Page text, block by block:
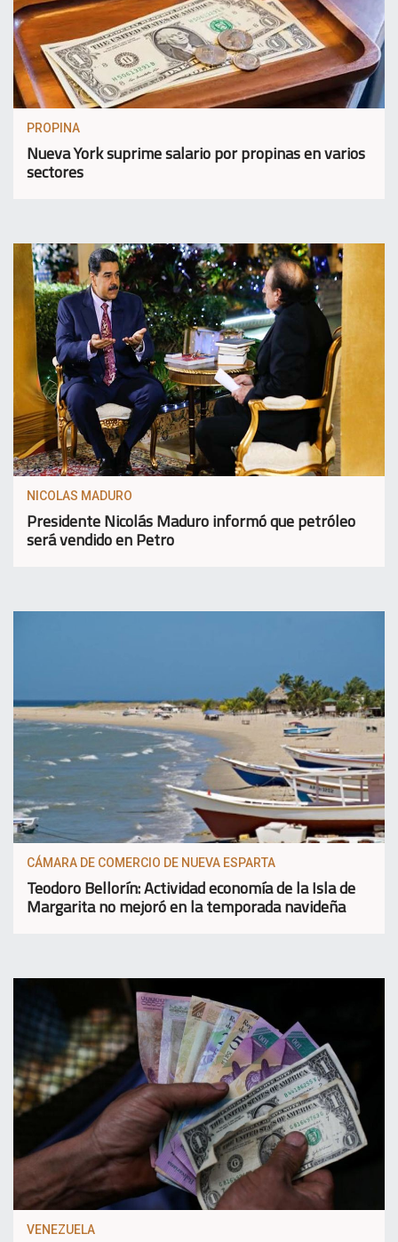
PROPINA
Nueva York suprime salario por propinas en varios
sectores
NICOLAS MADURO
Presidente Nicolás Maduro informó que petróleo
será vendido en Petro
CÁMARA DE COMERCIO DE NUEVA ESPARTA
Teodoro Bellorín: Actividad economía de la Isla de
Margarita no mejoró en la temporada navideña
VENEZUELA